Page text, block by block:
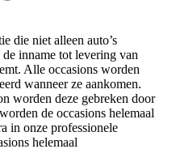
die niet alleen auto’s
inname tot levering van
Alle occasions worden
wanneer ze aankomen.
worden deze gebreken door
de occasions helemaal
in onze professionele
helemaal